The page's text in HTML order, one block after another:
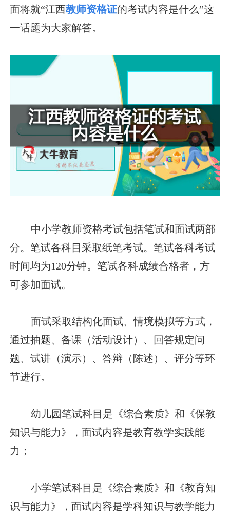
面将就“江西教师资格证的考试内容是什么”这
一话题为大家解答。
中小学教师资格考试包括笔试和面试两部
分。笔试各科目采取纸笔考试。笔试各科考试
时间均为120分钟。笔试各科成绩合格者，方
可参加面试。
面试采取结构化面试、情境模拟等方式，
通过抽题、备课（活动设计）、回答规定问
题、试讲（演示）、答辩（陈述）、评分等环
节进行。
幼儿园笔试科目是《综合素质》和《保教
知识与能力》，面试内容是教育教学实践能
力；
小学笔试科目是《综合素质》和《教育知
识与能力》，面试内容是学科知识与教学能力